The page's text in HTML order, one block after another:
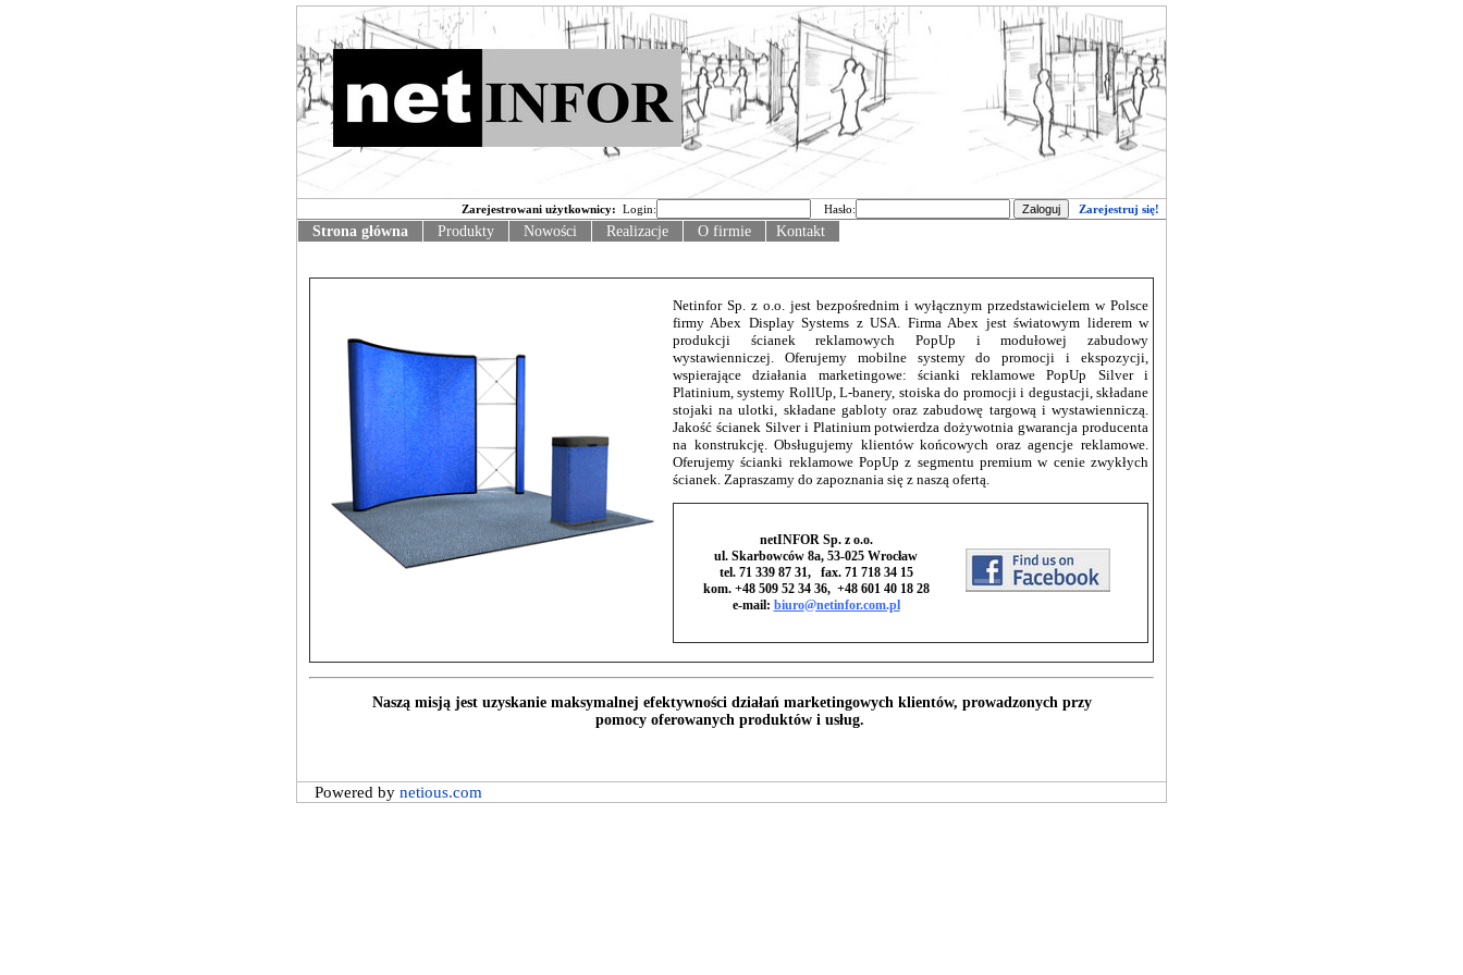
Zarejestrowani użytkownicy: Login: Hasło: Zarejestruj się!
Strona główna Produkty Nowości Realizacje O firmie Kontakt
Netinfor Sp. z o.o. jest bezpośrednim i wyłącznym przedstawicielem w Polsce
firmy Abex Display Systems z USA. Firma Abex jest światowym liderem w
produkcji ścianek reklamowych PopUp i modułowej zabudowy
wystawienniczej. Oferujemy mobilne systemy do promocji i ekspozycji,
wspierające działania marketingowe: ścianki reklamowe PopUp Silver i
Platinium, systemy RollUp, L-banery, stoiska do promocji i degustacji, składane
stojaki na ulotki, składane gabloty oraz zabudowę targową i wystawienniczą.
Jakość ścianek Silver i Platinium potwierdza dożywotnia gwarancja producenta
na konstrukcję. Obsługujemy klientów końcowych oraz agencje reklamowe.
Oferujemy ścianki reklamowe PopUp z segmentu premium w cenie zwykłych
ścianek. Zapraszamy do zapoznania się z naszą ofertą.
netINFOR Sp. z o.o.
ul. Skarbowców 8a, 53-025 Wrocław
tel. 71 339 87 31, fax. 71 718 34 15
kom. +48509 52 34 36, +48601 40 18 28
e-mail: biuro@netinfor.com.pl
Naszą misją jest uzyskanie maksymalnej efektywności działań marketingowych klientów, prowadzonych przy
pomocy oferowanych produktów i usług.
Powered by netious.com